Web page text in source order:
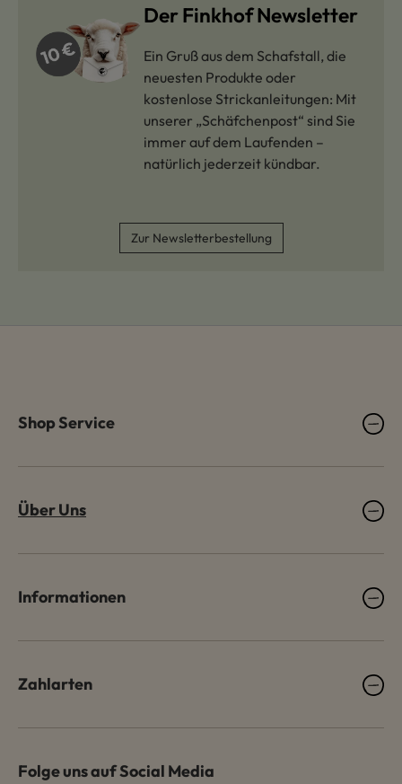
Der Finkhof Newsletter
Ein Gruß aus dem Schafstall, die
neuesten Produkte oder
kostenlose Strickanleitungen: Mit
unserer „Schäfchenpost“ sind Sie
immer auf dem Laufenden –
natürlich jederzeit kündbar.
Zur Newsletterbestellung
Shop Service
Über Uns
Informationen
Zahlarten
Folge uns auf Social Media